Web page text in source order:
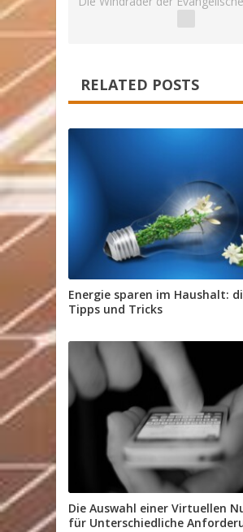
RELATED POSTS
Energie sparen im Haushalt:
Tipps und Tricks
Die Auswahl einer Virtuellen
für Unterschiedliche